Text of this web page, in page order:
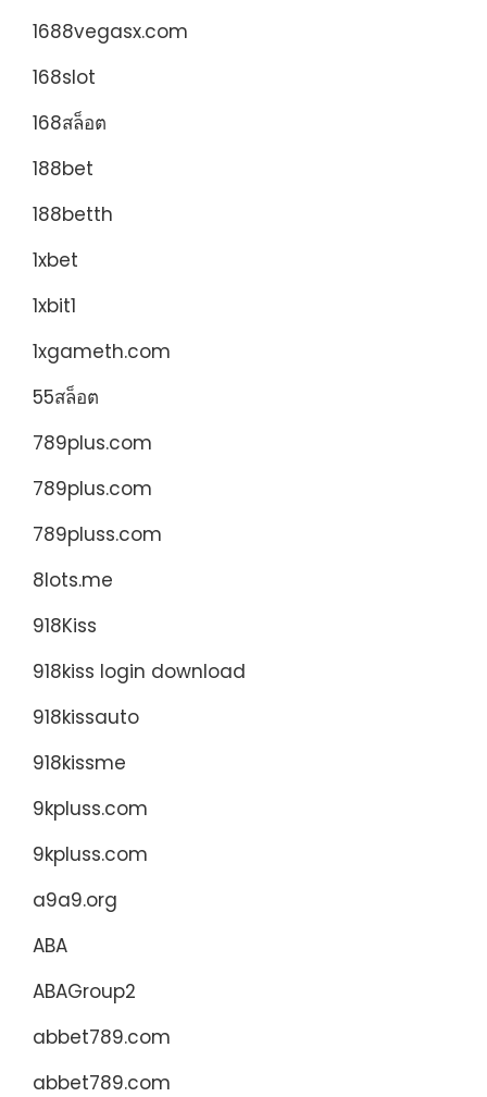
1688vegasx.com
168slot
168สล็อต
188bet
188betth
1xbet
1xbit1
1xgameth.com
55สล็อต
789plus.com
789plus.com
789pluss.com
8lots.me
918Kiss
918kiss login download
918kissauto
918kissme
9kpluss.com
9kpluss.com
a9a9.org
ABA
ABAGroup2
abbet789.com
abbet789.com